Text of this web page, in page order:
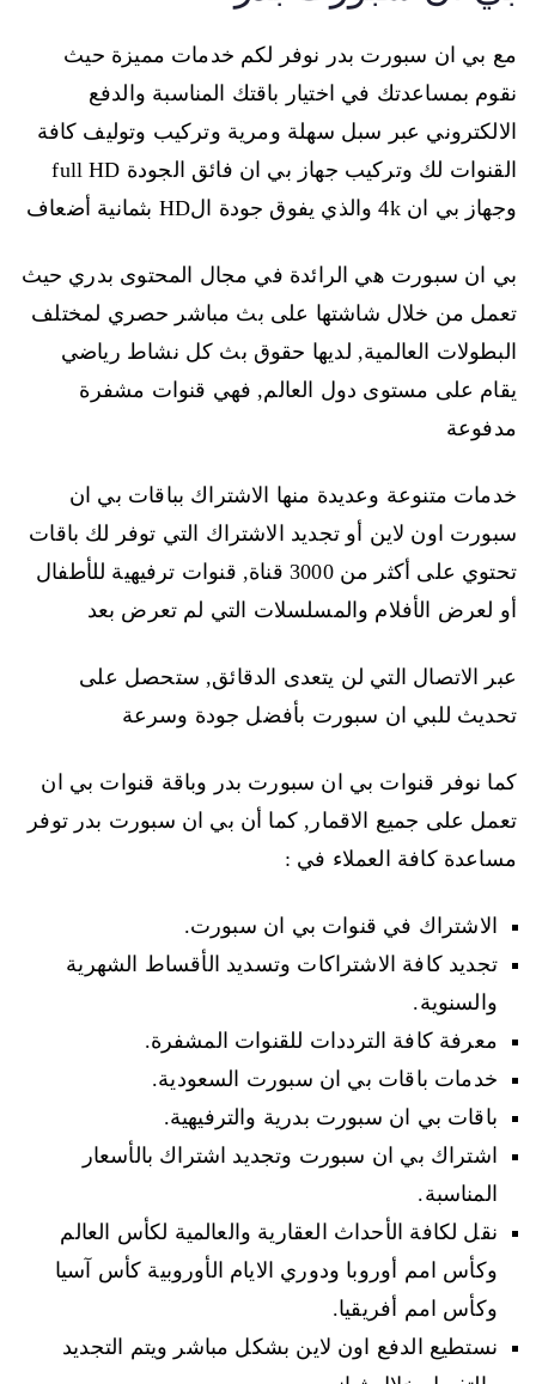
مع بي ان سبورت بدر نوفر لكم خدمات مميزة حيث
نقوم بمساعدتك في اختيار باقتك المناسبة والدفع
الالكتروني عبر سبل سهلة ومرية وتركيب وتوليف كافة
القنوات لك وتركيب جهاز بي ان فائق الجودة full HD
وجهاز بي ان 4k والذي يفوق جودة الHD بثمانية أضعاف
بي ان سبورت هي الرائدة في مجال المحتوى بدري حيث
تعمل من خلال شاشتها على بث مباشر حصري لمختلف
البطولات العالمية, لديها حقوق بث كل نشاط رياضي
يقام على مستوى دول العالم, فهي قنوات مشفرة
مدفوعة
خدمات متنوعة وعديدة منها الاشتراك بباقات بي ان
سبورت اون لاين أو تجديد الاشتراك التي توفر لك باقات
تحتوي على أكثر من 3000 قناة, قنوات ترفيهية للأطفال
أو لعرض الأفلام والمسلسلات التي لم تعرض بعد
عبر الاتصال التي لن يتعدى الدقائق, ستحصل على
تحديث للبي ان سبورت بأفضل جودة وسرعة
كما نوفر قنوات بي ان سبورت بدر وباقة قنوات بي ان
تعمل على جميع الاقمار, كما أن بي ان سبورت بدر توفر
مساعدة كافة العملاء في :
الاشتراك في قنوات بي ان سبورت.
تجديد كافة الاشتراكات وتسديد الأقساط الشهرية
والسنوية.
معرفة كافة الترددات للقنوات المشفرة.
خدمات باقات بي ان سبورت السعودية.
باقات بي ان سبورت بدرية والترفيهية.
اشتراك بي ان سبورت وتجديد اشتراك بالأسعار
المناسبة.
نقل لكافة الأحداث العقارية والعالمية لكأس العالم
وكأس امم أوروبا ودوري الايام الأوروبية كأس آسيا
وكأس امم أفريقيا.
نستطيع الدفع اون لاين بشكل مباشر ويتم التجديد